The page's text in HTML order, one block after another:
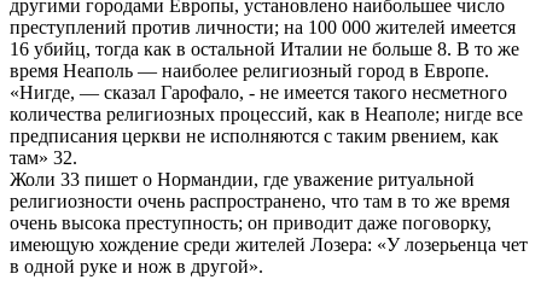
другими городами Европы, установлено наибольшее число
преступлений против личности; на 100 000 жителей имеется
16 убийц, тогда как в остальной Италии не больше 8. В то же
время Неаполь — наиболее религиозный город в Европе.
«Нигде, — сказал Гарофало, - не имеется такого несметного
количества религиозных процессий, как в Неаполе; нигде все
предписания церкви не исполняются с таким рвением, как
там» 32.
Жоли 33 пишет о Нормандии, где уважение ритуальной
религиозности очень распространено, что там в то же время
очень высока преступность; он приводит даже поговорку,
имеющую хождение среди жителей Лозера: «У лозерьенца чет
в одной руке и нож в другой».